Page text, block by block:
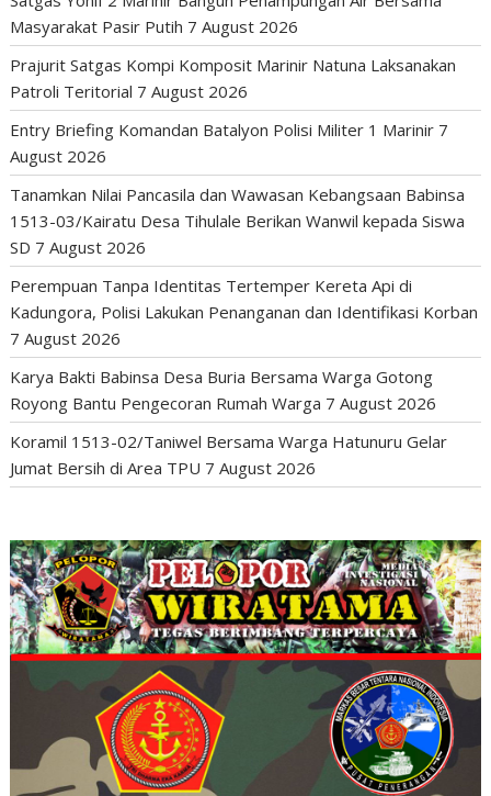
Masyarakat Pasir Putih 7 August 2026
Prajurit Satgas Kompi Komposit Marinir Natuna Laksanakan
Patroli Teritorial 7 August 2026
Entry Briefing Komandan Batalyon Polisi Militer 1 Marinir 7
August 2026
Tanamkan Nilai Pancasila dan Wawasan Kebangsaan Babinsa
1513-03/Kairatu Desa Tihulale Berikan Wanwil kepada Siswa
SD 7 August 2026
Perempuan Tanpa Identitas Tertemper Kereta Api di
Kadungora, Polisi Lakukan Penanganan dan Identifikasi Korban
7 August 2026
Karya Bakti Babinsa Desa Buria Bersama Warga Gotong
Royong Bantu Pengecoran Rumah Warga 7 August 2026
Koramil 1513-02/Taniwel Bersama Warga Hatunuru Gelar
Jumat Bersih di Area TPU 7 August 2026